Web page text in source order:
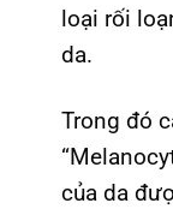
loại rối
da.
Trong đó
của da